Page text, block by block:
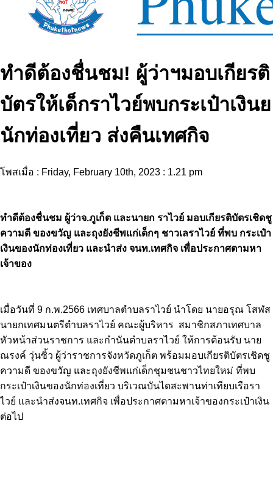
ทำดีต้องชื่นชม! ผู้ว่าฯมอบเกียรติ
บัตรให้เด็กราไวย์พบกระเป๋าเงินย
นักท่องเที่ยว ส่งคืนเทศกิจ
โพสเมื่อ : Friday, February 10th, 2023 : 1.21 pm
ทำดีต้องชื่นชม ผู้ว่าจ.ภูเก็ต และนายก ราไวย์ มอบเกียรติบัตรเชิดชู
ความดี ของขวัญ และถุงยังชีพแก่เด็กๆ ชาวเลราไวย์ ที่พบ กระเป๋า
เงินของนักท่องเที่ยว และนำส่ง จนท.เทศกิจ เพื่อประกาศตามหา
เจ้าของ
เมื่อวันที่ 9 ก.พ.2566 เทศบาลตำบลราไวย์ นำโดย นายอรุณ โสฬส
นายกเทศมนตรีตำบลราไวย์ คณะผู้บริหาร สมาชิกสภาเทศบาล
หัวหน้าส่วนราชการ และกำนันตำบลราไวย์ ให้การต้อนรับ นาย
ณรงค์ วุ่นซิ้ว ผู้ว่าราชการจังหวัดภูเก็ต พร้อมมอบเกียรติบัตรเชิดชู
ความดี ของขวัญ และถุงยังชีพแก่เด็กชุมชนชาวไทยใหม่ ที่พบ
กระเป๋าเงินของนักท่องเที่ยว บริเวณบันไดสะพานท่าเทียบเรือรา
ไวย์ และนำส่งจนท.เทศกิจ เพื่อประกาศตามหาเจ้าของกระเป๋าเงิน
ต่อไป